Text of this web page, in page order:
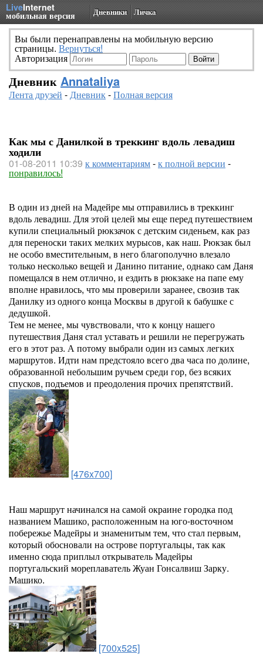
LiveInternet
мобильная версия Дневники Личка
Вы были перенаправлены на мобильную версию
страницы. Вернуться!
Авторизация
Дневник Annataliya
Лента друзей -Дневник-Полная версия
Как мы с Данилкой в треккинг вдоль левадиш
ходили
01-08-2011 10:39 к комментариям-к полной версии -
понравилось!
В один из дней на Мадейре мы отправились в треккинг
вдоль левадиш. Для этой целей мы еще перед путешествием
купили специальный рюкзачок с детским сиденьем, как раз
для переноски таких мелких мурысов, как наш. Рюкзак был
не особо вместительным, в него благополучно влезало
только несколько вещей и Данино питание, однако сам Даня
помещался в нем отлично, и ездить в рюкзаке на папе ему
вполне нравилось, что мы проверили заранее, свозив так
Данилку из одного конца Москвы в другой к бабушке с
дедушкой.
Тем не менее, мы чувствовали, что к концу нашего
путешествия Даня стал уставать и решили не перегружать
его в этот раз. А потому выбрали один из самых легких
маршрутов. Идти нам предстояло всего два часа по долине,
образованной небольшим ручьем среди гор, без всяких
спусков, подъемов и преодоления прочих препятствий.
[476x700]
Наш маршрут начинался на самой окраине городка под
названием Машико, расположенным на юго-восточном
побережье Мадейры и знаменитым тем, что стал первым,
который обосновали на острове португальцы, так как
именно сюда приплыл открыватель Мадейры
португальский мореплаватель Жуан Гонсалвиш Зарку.
Машико.
[700x525]